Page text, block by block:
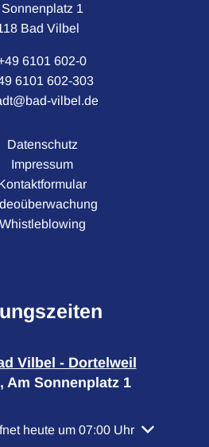
1
Bad Vilbel
6101 602-0
6101 602-303
vilbel.de
Datenschutz
Impressum
Whistleblowing
Vilbel - Dortelweil
Am Sonnenplatz 1
Öffnungs- oder Schließzeiten
heute um 07:00 Uhr